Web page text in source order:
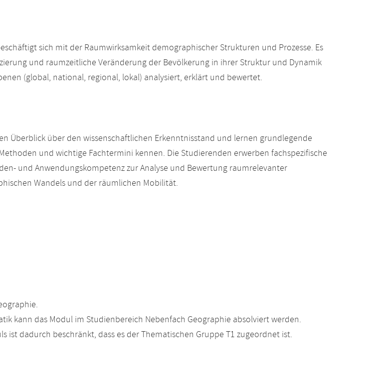
sich mit der Raumwirksamkeit demographischer Strukturen und Prozesse. Es
und raumzeitliche Veränderung der Bevölkerung in ihrer Struktur und Dynamik
(global, national, regional, lokal) analysiert, erklärt und bewertet.
Überblick über den wissenschaftlichen Erkenntnisstand und lernen grundlegende
und wichtige Fachtermini kennen. Die Studierenden erwerben fachspezifische
und Anwendungskompetenz zur Analyse und Bewertung raumrelevanter
Wandels und der räumlichen Mobilität.
kann das Modul im Studienbereich Nebenfach Geographie absolviert werden.
ist dadurch beschränkt, dass es der Thematischen Gruppe T1 zugeordnet ist.